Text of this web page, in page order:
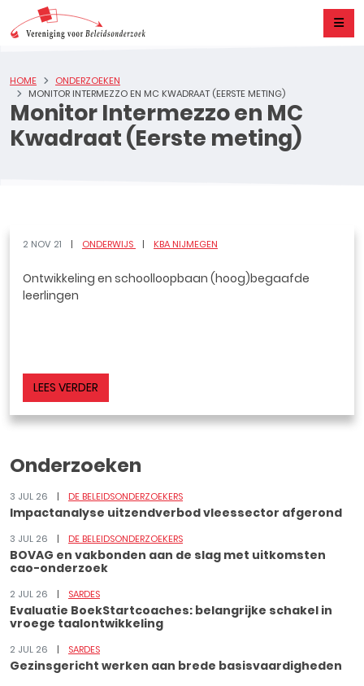
Monitor Intermezzo en MC
Kwadraat (Eerste meting)
HOME
ONDERZOEKEN
MONITOR INTERMEZZO EN MC KWADRAAT (EERSTE METING)
2 NOV 21 ONDERWIJS KBA NIJMEGEN
Ontwikkeling en schoolloopbaan (hoog)begaafde
leerlingen
LEES VERDER
Onderzoeken
3 JUL 26 DE BELEIDSONDERZOEKERS
Impactanalyse uitzendverbod vleessector afgerond
3 JUL 26 DE BELEIDSONDERZOEKERS
BOVAG en vakbonden aan de slag met uitkomsten
cao-onderzoek
2 JUL 26 SARDES
Evaluatie BoekStartcoaches: belangrijke schakel in
vroege taalontwikkeling
2 JUL 26 SARDES
Gezinsgericht werken aan brede basisvaardigheden